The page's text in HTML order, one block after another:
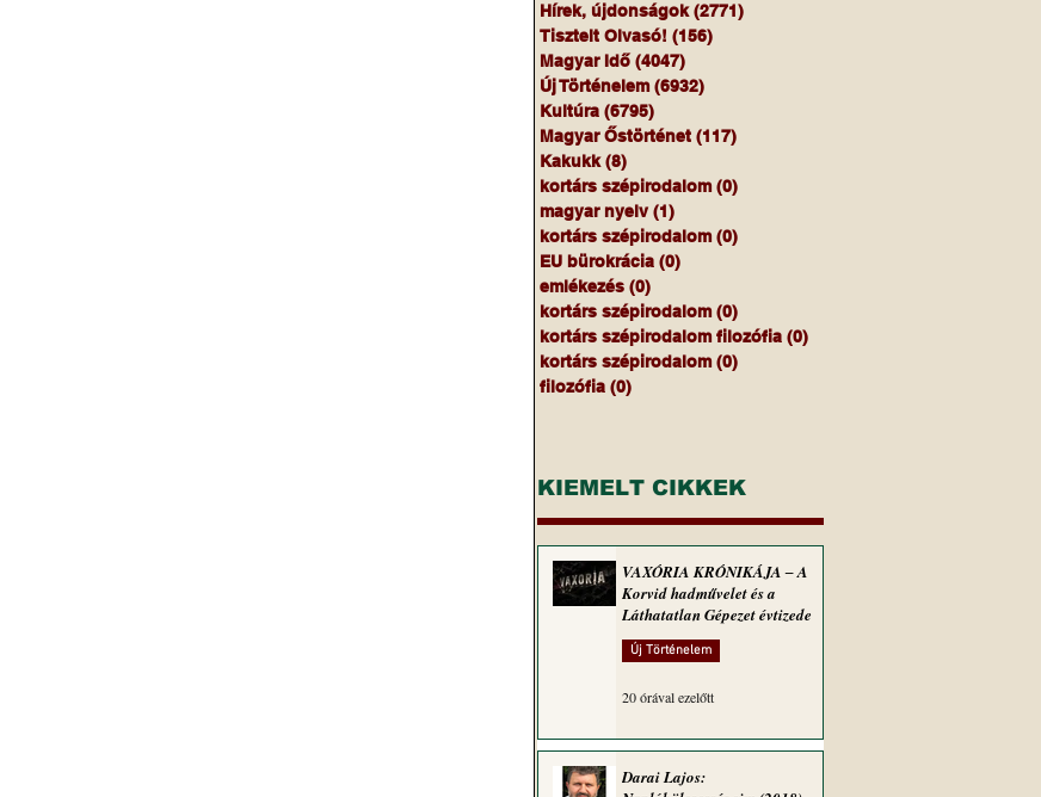
Hírek, újdonságok (2771)
Tisztelt Olvasó! (156)
Magyar Idő (4047)
Új Történelem (6932)
Kultúra (6795)
Magyar Őstörténet (117)
Kakukk (8)
kortárs szépirodalom (0)
magyar nyelv (1)
kortárs szépirodalom (0)
EU bürokrácia (0)
emlékezés (0)
kortárs szépirodalom (0)
kortárs szépirodalom filozófia (0)
kortárs szépirodalom (0)
filozófia (0)
KIEMELT CIKKEK
VAXÓRIA KRÓNIKÁJA ‒ A
Korvid hadművelet és a
Láthatatlan Gépezet évtizede
Új Történelem
20 órával ezelőtt
Darai Lajos: